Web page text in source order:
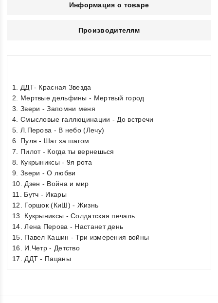
Информация о товаре
Производителям
1. ДДТ- Красная Звезда
2. Мертвые дельфины - Мертвый город
3. Звери - Запомни меня
4. Смысловые галлюцинации - До встречи
5. Л.Перова - В небо (Лечу)
6. Пуля - Шаг за шагом
7. Пилот - Когда ты вернешься
8. Кукрыниксы - 9я рота
9. Звери - О любви
10. Дзен - Война и мир
11. Бутч - Икары
12. Горшок (КиШ) - Жизнь
13. Кукрыниксы - Солдатская печаль
14. Лена Перова - Настанет день
15. Павел Кашин - Три измерения войны
16. И.Четр - Детство
17. ДДТ - Пацаны